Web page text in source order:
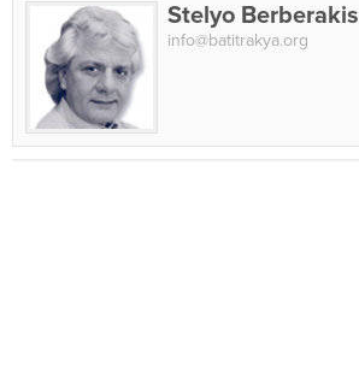
Stelyo Berberakis
info@batitrakya.org